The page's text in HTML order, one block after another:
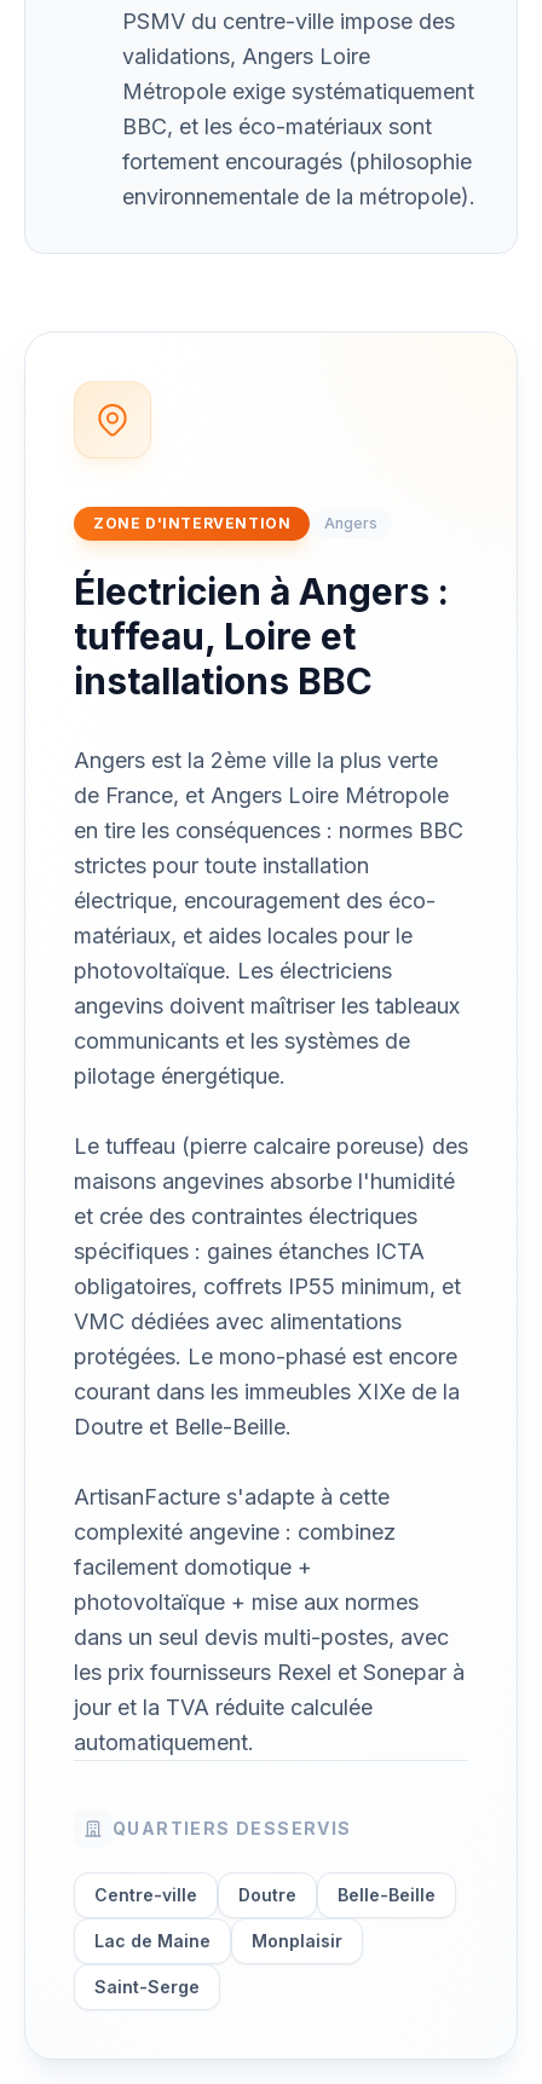
PSMV du centre-ville impose des
validations, Angers Loire
Métropole exige systématiquement
BBC, et les éco-matériaux sont
fortement encouragés (philosophie
environnementale de la métropole).
ZONE D'INTERVENTION Angers
Électricien à Angers :
tuffeau, Loire et
installations BBC
Angers est la 2ème ville la plus verte
de France, et Angers Loire Métropole
en tire les conséquences : normes BBC
strictes pour toute installation
électrique, encouragement des éco-
matériaux, et aides locales pour le
photovoltaïque. Les électriciens
angevins doivent maîtriser les tableaux
communicants et les systèmes de
pilotage énergétique.
Le tuffeau (pierre calcaire poreuse) des
maisons angevines absorbe l'humidité
et crée des contraintes électriques
spécifiques : gaines étanches ICTA
obligatoires, coffrets IP55 minimum, et
VMC dédiées avec alimentations
protégées. Le mono-phasé est encore
courant dans les immeubles XIXe de la
Doutre et Belle-Beille.
ArtisanFacture s'adapte à cette
complexité angevine : combinez
facilement domotique +
photovoltaïque + mise aux normes
dans un seul devis multi-postes, avec
les prix fournisseurs Rexel et Sonepar à
jour et la TVA réduite calculée
automatiquement.
QUARTIERS DESSERVIS
Centre-ville Doutre Belle-Beille
Lac de Maine Monplaisir
Saint-Serge